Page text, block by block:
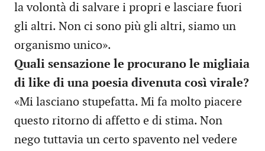
la volontà di salvare i propri e lasciare fuori
gli altri. Non ci sono più gli altri, siamo un
organismo unico».
Quali sensazione le procurano le migliaia
di like di una poesia divenuta così virale?
«Mi lasciano stupefatta. Mi fa molto piacere
questo ritorno di affetto e di stima. Non
nego tuttavia un certo spavento nel vedere